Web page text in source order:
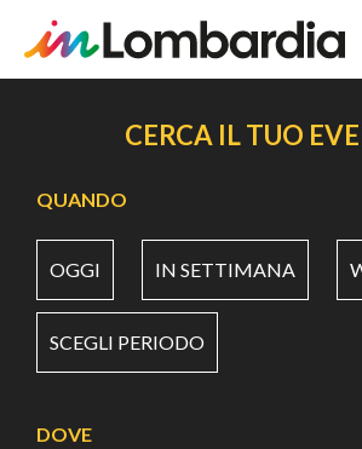
principale
CERCA IL TUO
QUANDO
OGGI IN SETTIMANA
SCEGLI PERIODO
DOVE